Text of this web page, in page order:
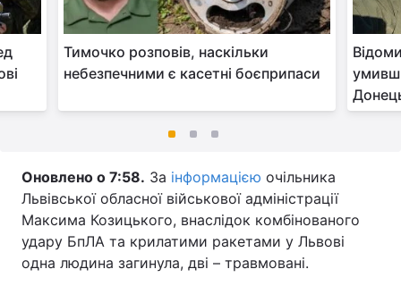
Тимочко розповів, наскільки
небезпечними є касетні боєприпаси
Оновлено о 7:58. За інформацією очільника
Львівської обласної військової адміністрації
Максима Козицького, внаслідок комбінованого
удару БпЛА та крилатими ракетами у Львові
одна людина загинула, дві – травмовані.